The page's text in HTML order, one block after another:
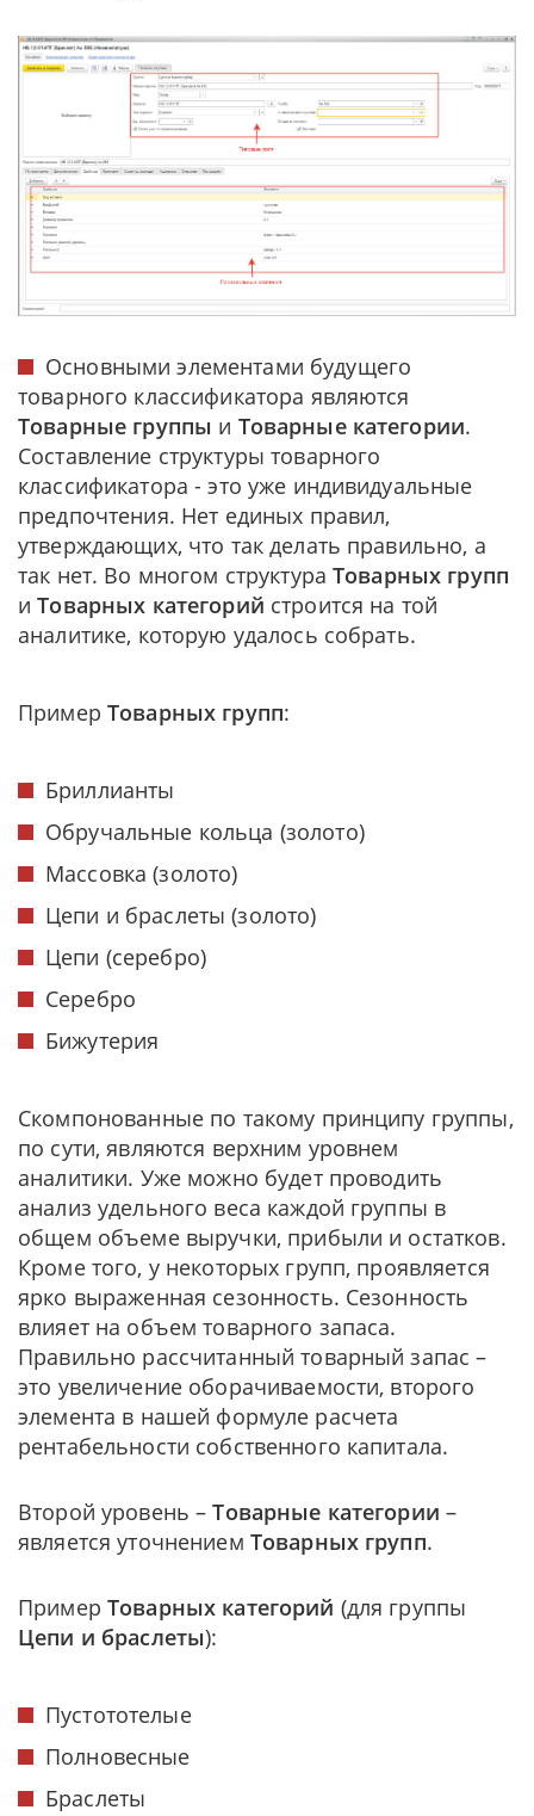
Основными элементами будущего
товарного классификатора являются
Товарные группы и Товарные категории.
Составление структуры товарного
классификатора - это уже индивидуальные
предпочтения. Нет единых правил,
утверждающих, что так делать правильно, а
так нет. Во многом структураТоварных групп
иТоварных категорий строится на той
аналитике, которую удалось собрать.
Пример Товарных групп:
Бриллианты
Обручальные кольца (золото)
Массовка (золото)
Цепи и браслеты (золото)
Цепи (серебро)
Серебро
Бижутерия
Скомпонованные по такому принципу группы,
по сути, являются верхним уровнем
аналитики. Уже можно будет проводить
анализ удельного веса каждой группы в
общем объеме выручки, прибыли и остатков.
Кроме того, у некоторых групп, проявляется
ярко выраженная сезонность. Сезонность
влияет на объем товарного запаса.
Правильно рассчитанный товарный запас –
это увеличение оборачиваемости, второго
элемента в нашей формуле расчета
рентабельности собственного капитала.
Второй уровень –Товарные категории –
является уточнением Товарных групп.
Пример Товарных категорий (для группы
Цепи и браслеты):
Пустототелые
Полновесные
Браслеты